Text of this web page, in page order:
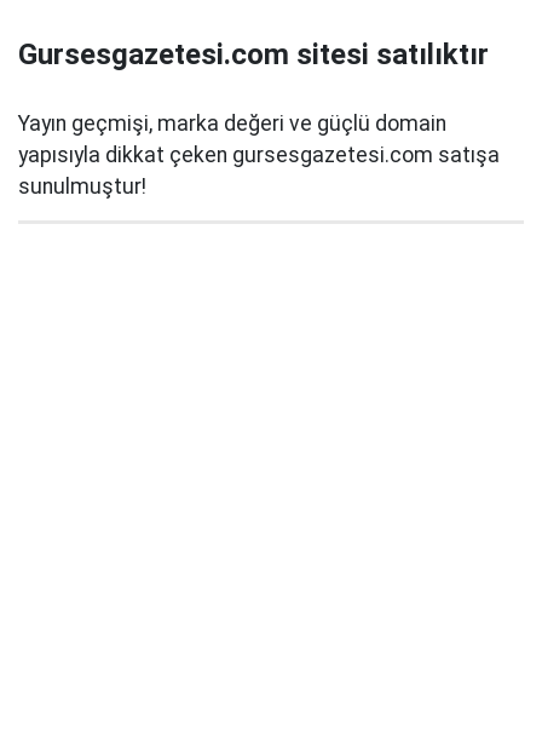
Gursesgazetesi.com sitesi satılıktır
Yayın geçmişi, marka değeri ve güçlü domain
yapısıyla dikkat çeken gursesgazetesi.com satışa
sunulmuştur!